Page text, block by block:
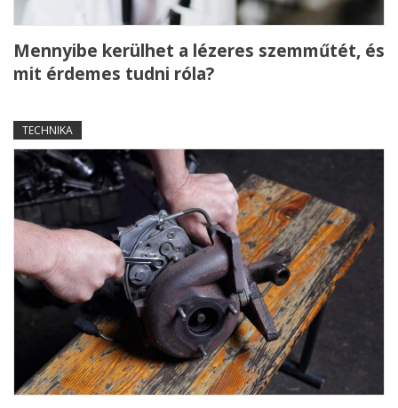
Mennyibe kerülhet a lézeres szemműtét, és
mit érdemes tudni róla?
TECHNIKA